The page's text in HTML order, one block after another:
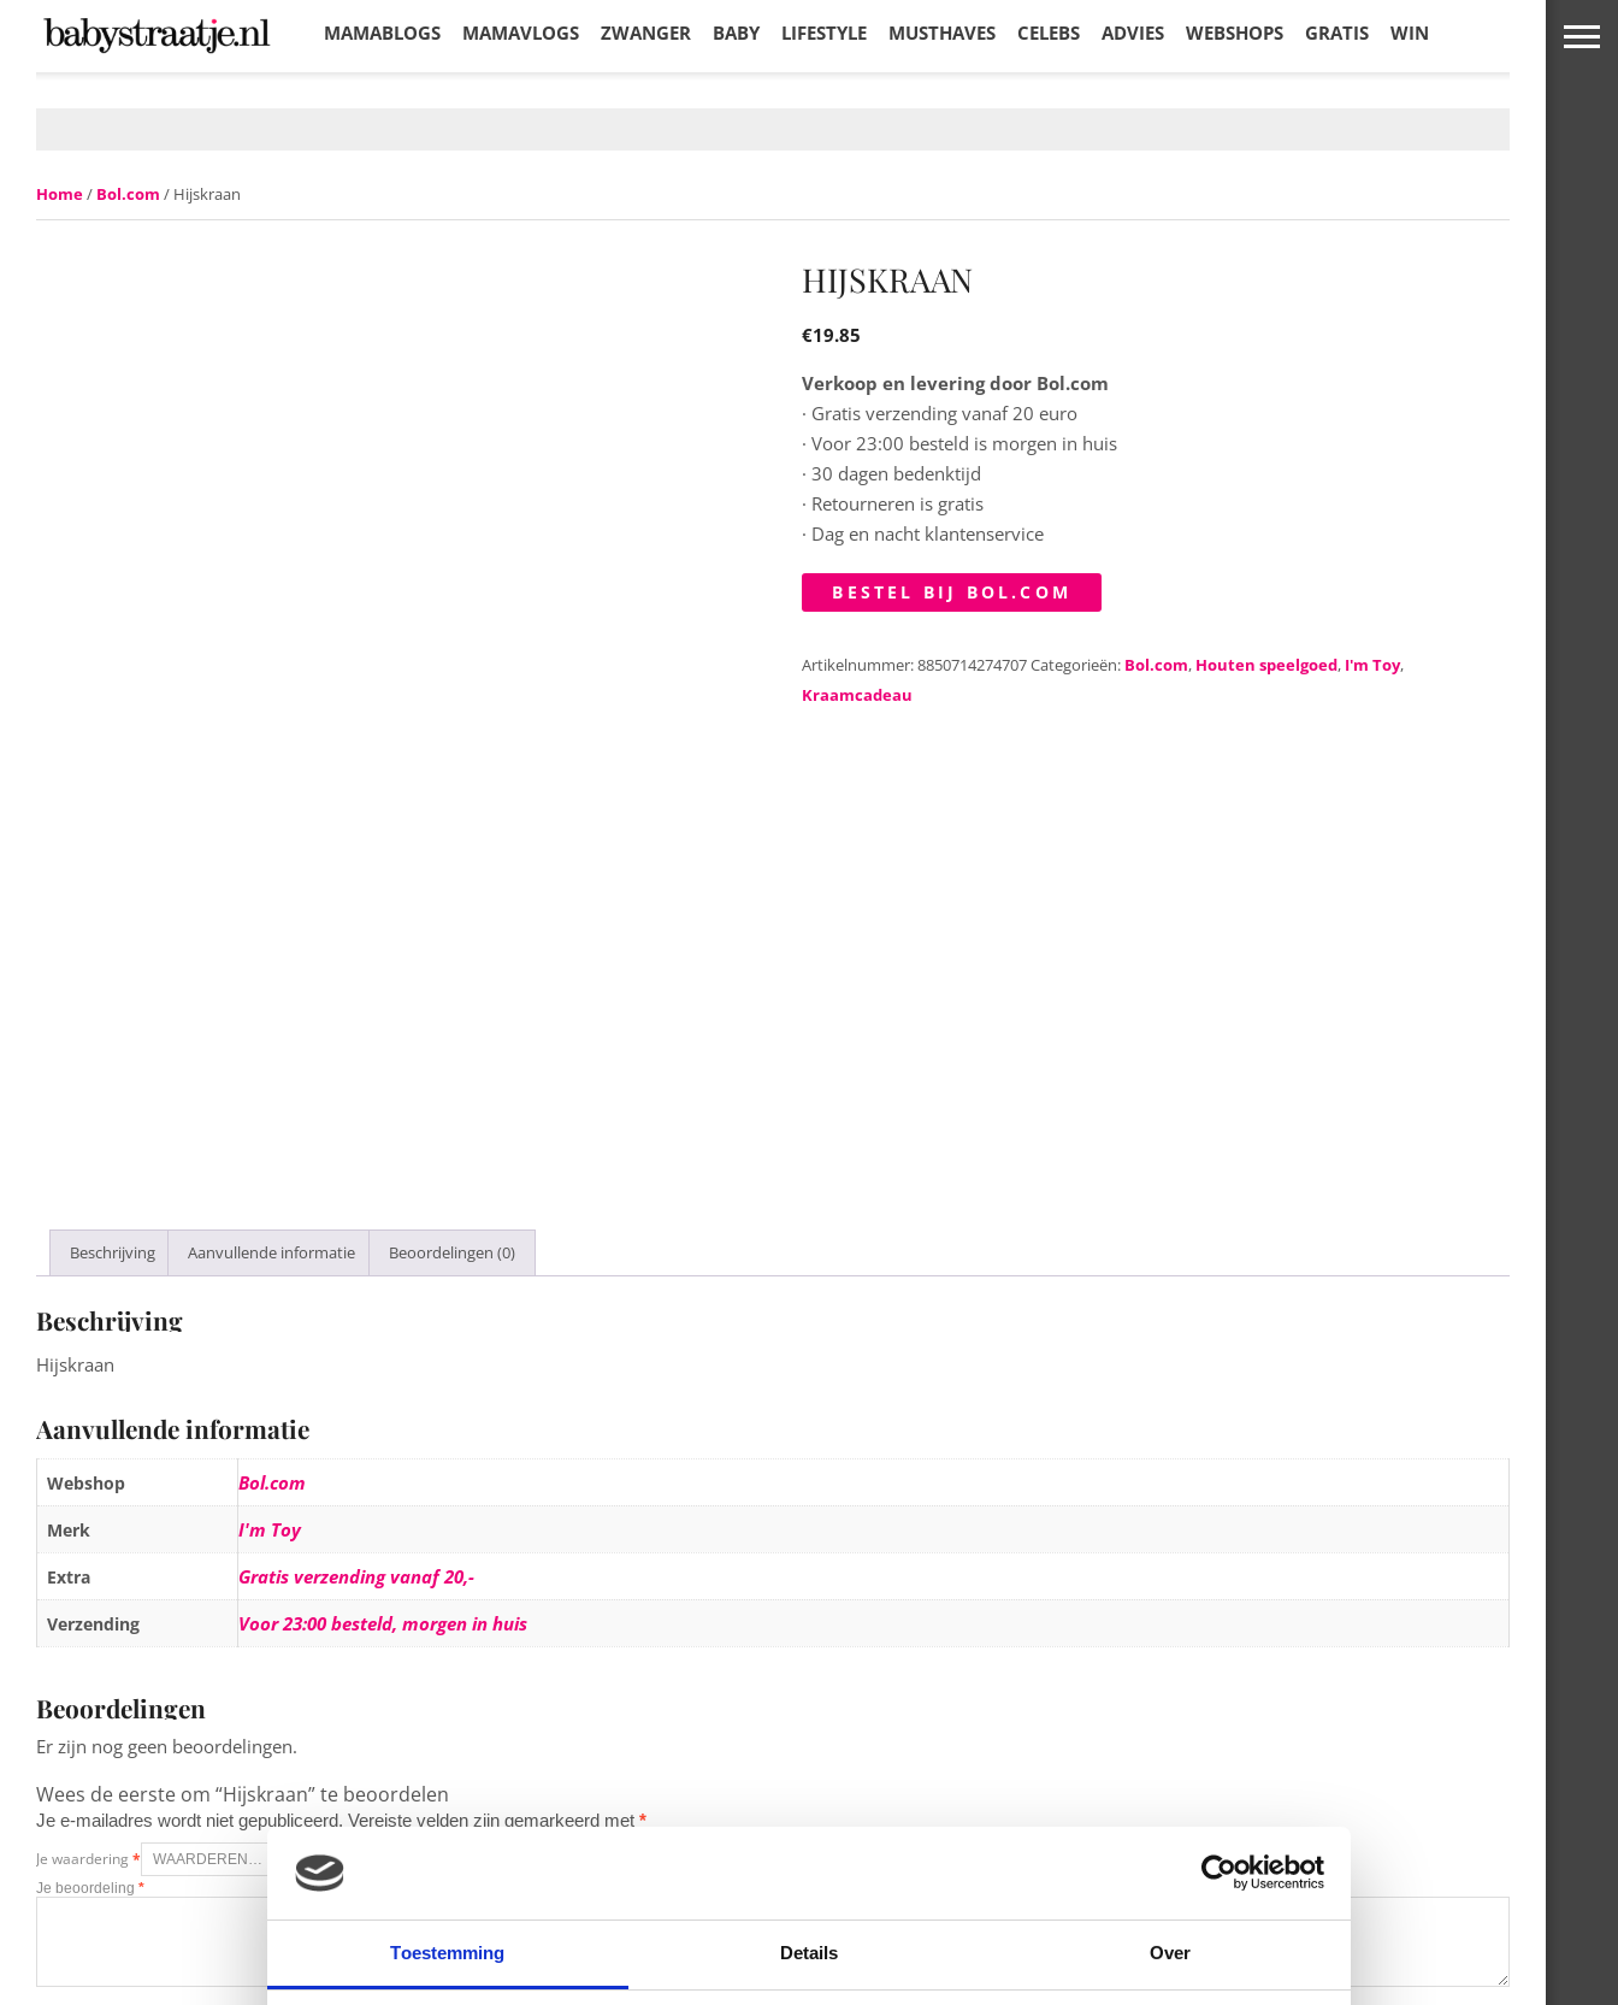
Toestemming Details Over
MAMABLOGS MAMAVLOGS ZWANGER BABY LIFESTYLE MUSTHAVES CELEBS ADVIES WEBSHOPS GRATIS WIN
Home/ Bol.com / Hijskraan
HIJSKRAAN
€19.85
Verkoop en levering door Bol.com
· Gratis verzending vanaf 20 euro
· Voor 23:00 besteld is morgen in huis
· 30 dagen bedenktijd
· Retourneren is gratis
· Dag en nacht klantenservice
BESTEL BIJ BOL.COM
Artikelnummer:8850714274707Categorieën: Bol.com, Houten speelgoed, I'm Toy,
Kraamcadeau
Beschrijving Aanvullende informatie Beoordelingen (0)
Beschrijving
Hijskraan
Aanvullende informatie
Webshop Bol.com
Merk I'm Toy
Extra Gratis verzending vanaf 20,-
Verzending Voor 23:00 besteld, morgen in huis
Beoordelingen
Er zijn nog geen beoordelingen.
Wees de eerste om “Hijskraan” te beoordelen
Je e-mailadres wordt niet gepubliceerd. Vereiste velden zijn gemarkeerd met *
Je waardering *
Je beoordeling *